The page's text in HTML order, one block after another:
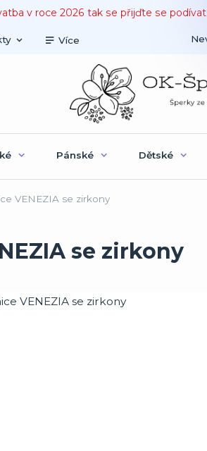
v roce 2026 tak se přijďte se
Více
Pánské Dětské
VENEZIA se zirkony
se zirkony